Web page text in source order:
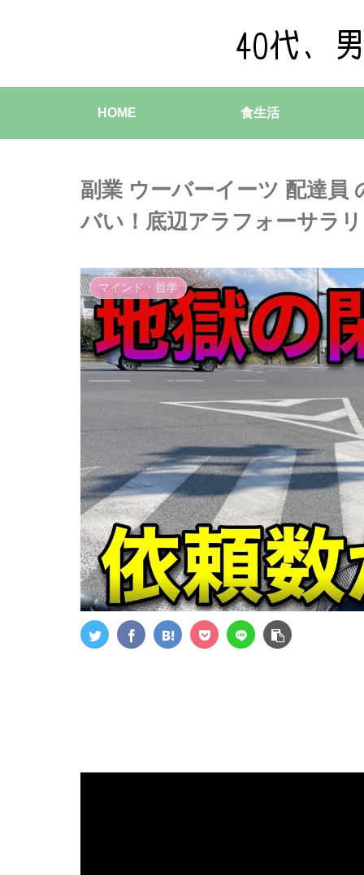
HOME 食生活
副業 ウーバーイーツ 配達員
バい！底辺アラフォーサラ
マインド・哲学